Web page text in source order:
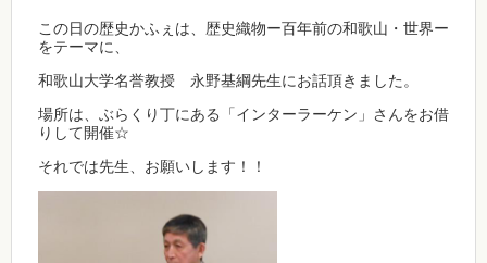
この日の歴史かふぇは、歴史織物ー百年前の和歌山・世界ー
をテーマに、
和歌山大学名誉教授 永野基綱先生にお話頂きました。
場所は、ぶらくり丁にある「インターラーケン」さんをお借
りして開催☆
それでは先生、お願いします！！